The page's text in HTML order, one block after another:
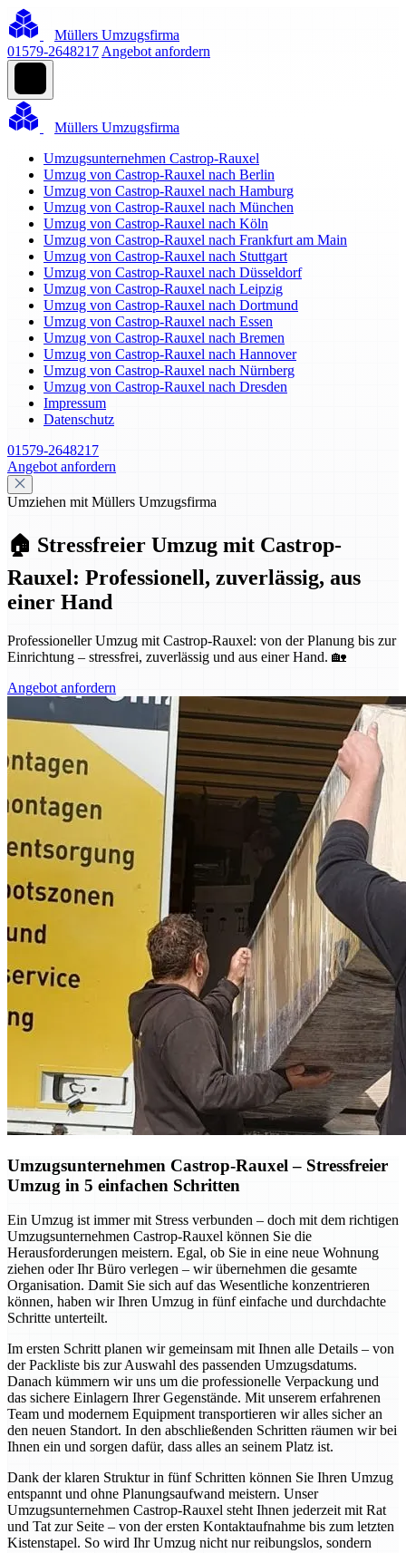
Müllers Umzugsfirma
01579-2648217 Angebot anfordern
Müllers Umzugsfirma
Umzugsunternehmen Castrop-Rauxel
Umzug von Castrop-Rauxel nach Berlin
Umzug von Castrop-Rauxel nach Hamburg
Umzug von Castrop-Rauxel nach München
Umzug von Castrop-Rauxel nach Köln
Umzug von Castrop-Rauxel nach Frankfurt am Main
Umzug von Castrop-Rauxel nach Stuttgart
Umzug von Castrop-Rauxel nach Düsseldorf
Umzug von Castrop-Rauxel nach Leipzig
Umzug von Castrop-Rauxel nach Dortmund
Umzug von Castrop-Rauxel nach Essen
Umzug von Castrop-Rauxel nach Bremen
Umzug von Castrop-Rauxel nach Hannover
Umzug von Castrop-Rauxel nach Nürnberg
Umzug von Castrop-Rauxel nach Dresden
Impressum
Datenschutz
01579-2648217
Angebot anfordern
Umziehen mit Müllers Umzugsfirma
🏠 Stressfreier Umzug mit Castrop-
Rauxel: Professionell, zuverlässig, aus
einer Hand
Professioneller Umzug mit Castrop-Rauxel: von der Planung bis zur
Einrichtung – stressfrei, zuverlässig und aus einer Hand. 🏡
Angebot anfordern
Umzugsunternehmen Castrop-Rauxel – Stressfreier
Umzug in 5 einfachen Schritten
Ein Umzug ist immer mit Stress verbunden – doch mit dem richtigen
Umzugsunternehmen Castrop-Rauxel können Sie die
Herausforderungen meistern. Egal, ob Sie in eine neue Wohnung
ziehen oder Ihr Büro verlegen – wir übernehmen die gesamte
Organisation. Damit Sie sich auf das Wesentliche konzentrieren
können, haben wir Ihren Umzug in fünf einfache und durchdachte
Schritte unterteilt.
Im ersten Schritt planen wir gemeinsam mit Ihnen alle Details – von
der Packliste bis zur Auswahl des passenden Umzugsdatums.
Danach kümmern wir uns um die professionelle Verpackung und
das sichere Einlagern Ihrer Gegenstände. Mit unserem erfahrenen
Team und modernem Equipment transportieren wir alles sicher an
den neuen Standort. In den abschließenden Schritten räumen wir bei
Ihnen ein und sorgen dafür, dass alles an seinem Platz ist.
Dank der klaren Struktur in fünf Schritten können Sie Ihren Umzug
entspannt und ohne Planungsaufwand meistern. Unser
Umzugsunternehmen Castrop-Rauxel steht Ihnen jederzeit mit Rat
und Tat zur Seite – von der ersten Kontaktaufnahme bis zum letzten
Kistenstapel. So wird Ihr Umzug nicht nur reibungslos, sondern